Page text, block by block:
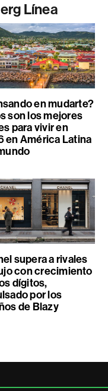
Línea
en mudarte?
son los mejores
para vivir en
en América Latina
supera a rivales
con crecimiento
dígitos,
por los
de Blazy